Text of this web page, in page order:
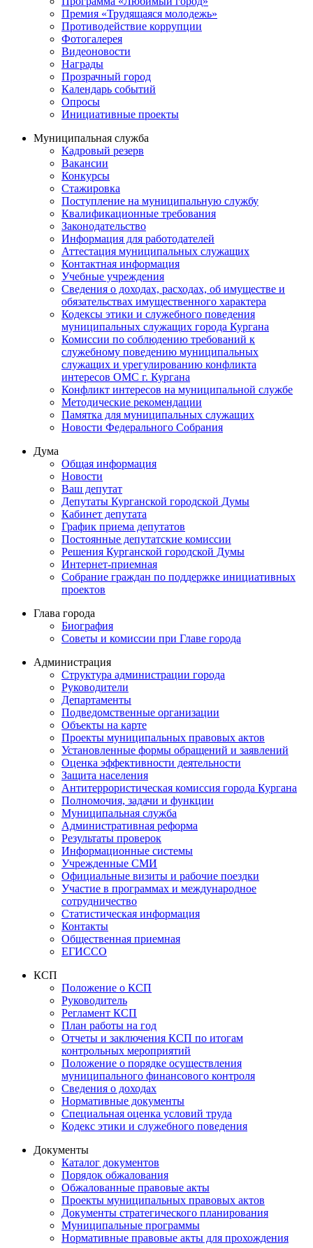
Премия «Трудящаяся молодежь»
Противодействие коррупции
Фотогалерея
Видеоновости
Награды
Прозрачный город
Календарь событий
Опросы
Инициативные проекты
Муниципальная служба
Кадровый резерв
Вакансии
Конкурсы
Стажировка
Поступление на муниципальную службу
Квалификационные требования
Законодательство
Информация для работодателей
Аттестация муниципальных служащих
Контактная информация
Учебные учреждения
Сведения о доходах, расходах, об имуществе и
обязательствах имущественного характера
Кодексы этики и служебного поведения
муниципальных служащих города Кургана
Комиссии по соблюдению требований к
служебному поведению муниципальных
служащих и урегулированию конфликта
интересов ОМС г. Кургана
Конфликт интересов на муниципальной службе
Методические рекомендации
Памятка для муниципальных служащих
Новости Федерального Cобрания
Дума
Общая информация
Новости
Ваш депутат
Депутаты Курганской городской Думы
Кабинет депутата
График приема депутатов
Постоянные депутатские комиссии
Решения Курганской городской Думы
Интернет-приемная
Собрание граждан по поддержке инициативных
проектов
Глава города
Биография
Советы и комиссии при Главе города
Администрация
Структура администрации города
Руководители
Департаменты
Подведомственные организации
Объекты на карте
Проекты муниципальных правовых актов
Установленные формы обращений и заявлений
Оценка эффективности деятельности
Защита населения
Антитеррористическая комиссия города Кургана
Полномочия, задачи и функции
Муниципальная служба
Административная реформа
Результаты проверок
Информационные системы
Учрежденные СМИ
Официальные визиты и рабочие поездки
Участие в программах и международное
сотрудничество
Статистическая информация
Контакты
Общественная приемная
ЕГИССО
КСП
Положение о КСП
Руководитель
Регламент КСП
План работы на год
Отчеты и заключения КСП по итогам
контрольных мероприятий
Положение о порядке осуществления
муниципального финансового контроля
Сведения о доходах
Нормативные документы
Специальная оценка условий труда
Кодекс этики и служебного поведения
Документы
Каталог документов
Порядок обжалования
Обжалованные правовые акты
Проекты муниципальных правовых актов
Документы стратегического планирования
Муниципальные программы
Нормативные правовые акты для прохождения